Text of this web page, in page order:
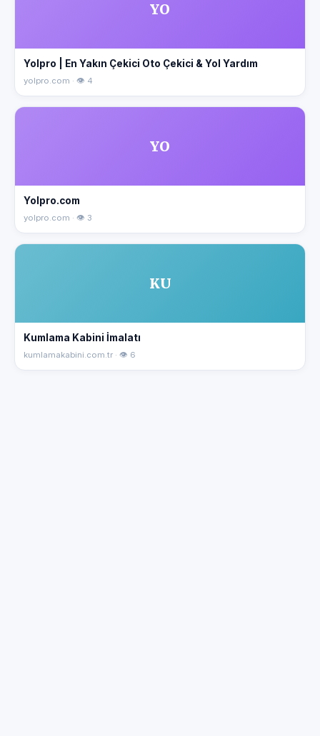
YO
Yolpro | En Yakın Çekici Oto Çekici & Yol Yardım
yolpro.com · 👁 4
YO
Yolpro.com
yolpro.com · 👁 3
KU
Kumlama Kabini İmalatı
kumlamakabini.com.tr · 👁 6